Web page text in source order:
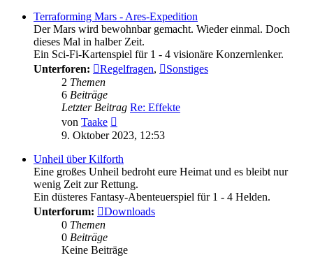
Terraforming Mars - Ares-Expedition
Der Mars wird bewohnbar gemacht. Wieder einmal. Doch
dieses Mal in halber Zeit.
Ein Sci-Fi-Kartenspiel für 1 - 4 visionäre Konzernlenker.
Unterforen:
Regelfragen,
Sonstiges
2 Themen
6 Beiträge
Letzter Beitrag Re: Effekte
von Taake
Beitrag
9. Oktober 2023, 12:53
Unheil über Kilforth
Eine großes Unheil bedroht eure Heimat und es bleibt nur
wenig Zeit zur Rettung.
Ein düsteres Fantasy-Abenteuerspiel für 1 - 4 Helden.
Unterforum:
Downloads
0 Themen
0 Beiträge
Keine Beiträge